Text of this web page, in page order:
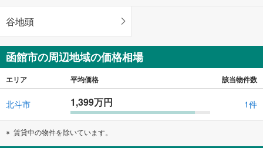
谷地頭
函館市の周辺地域の価格相場
エリア 平均価格 該当物件数
北斗市 1,399万円 1件
賃貸中の物件を除いています。